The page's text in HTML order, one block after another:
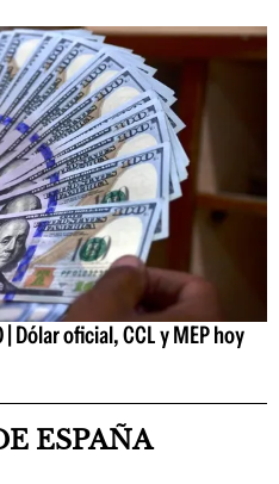
Dólar oficial, CCL y MEP hoy
ESPAÑA